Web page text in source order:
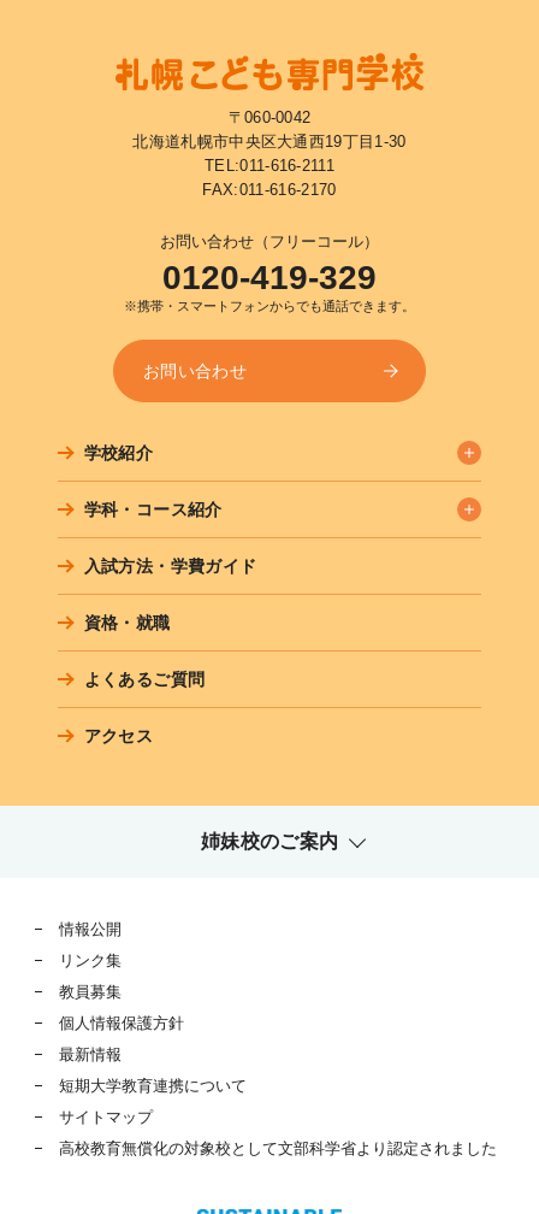
〒060-0042
北海道札幌市中央区大通西19丁目1-30
TEL:011-616-2111
FAX:011-616-2170
お問い合わせ（フリーコール）
0120-419-329
※携帯・スマートフォンからでも通話できます。
お問い合わせ
学校紹介
学科・コース紹介
入試方法・学費ガイド
資格・就職
よくあるご質問
アクセス
姉妹校のご案内
情報公開
リンク集
教員募集
個人情報保護方針
最新情報
短期大学教育連携について
サイトマップ
高校教育無償化の対象校として文部科学省より認定されました